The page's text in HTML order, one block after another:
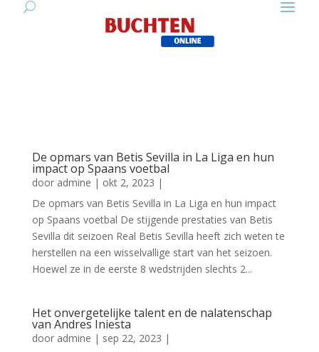
De opmars van Betis Sevilla in La Liga en hun
impact op Spaans voetbal
door admine | okt 2, 2023 |
De opmars van Betis Sevilla in La Liga en hun impact
op Spaans voetbal De stijgende prestaties van Betis
Sevilla dit seizoen Real Betis Sevilla heeft zich weten te
herstellen na een wisselvallige start van het seizoen.
Hoewel ze in de eerste 8 wedstrijden slechts 2...
Het onvergetelijke talent en de nalatenschap
van Andres Iniesta
door admine | sep 22, 2023 |